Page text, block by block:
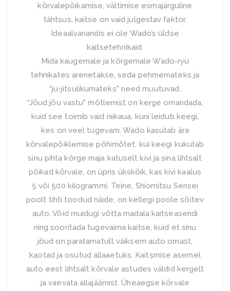
kõrvalepõikamise, vältimise esmajärguline
tähtsus, kaitse on vaid julgestav faktor.
Ideaalvariandis ei ole Wado’s üldse
kaitsetehnikaid.
Mida kaugemale ja kõrgemale Wado-ryu
tehnikates arenetakse, seda pehmemateks ja
“ju-jitsulikumateks" need muutuvad.
“Jõud jõu vastu" mõtlemist on kerge omandada,
kuid see toimib vaid niikaua, kuni leidub keegi,
kes on veel tugevam. Wado kasutab ära
kõrvalepõiklemise põhimõtet: kui keegi kukutab
sinu pihta kõrge maja katuselt kivi ja sina lihtsalt
põikad kõrvale, on üpris ükskõik, kas kivi kaalus
5 või 500 kilogrammi. Teine, Shiomitsu Sensei
poolt tihti toodud näide, on kellegi poole sõitev
auto. Võid muidugi võtta madala kaitseasendi
ning sooritada tugevaima kaitse, kuid et sinu
jõud on paratamatult väiksem auto omast,
kaotad ja osutud allaaetuks. Kaitsmise asemel
auto eest lihtsalt kõrvale astudes väldid kergelt
ja vaevata allajäämist. Üheaegse kõrvale